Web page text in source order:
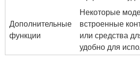
Дополнительные
функции
Некоторые
встроенные
или средства
удобно для